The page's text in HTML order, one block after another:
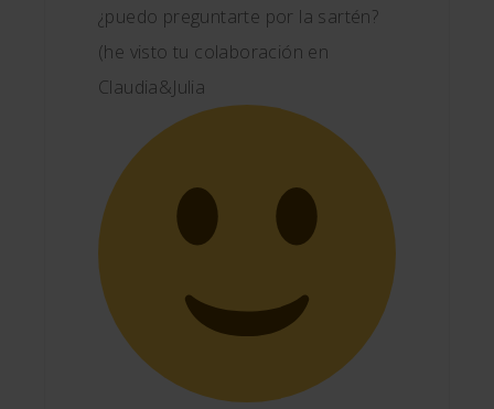
¿puedo preguntarte por la sartén?
(he visto tu colaboración en
Claudia&Julia